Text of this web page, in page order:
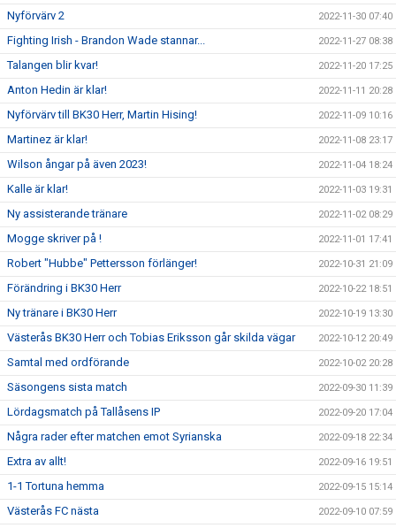
Nyförvärv 2 2022-11-30 07:40
Fighting Irish - Brandon Wade stannar... 2022-11-27 08:38
Talangen blir kvar! 2022-11-20 17:25
Anton Hedin är klar! 2022-11-11 20:28
Nyförvärv till BK30 Herr, Martin Hising! 2022-11-09 10:16
Martinez är klar! 2022-11-08 23:17
Wilson ångar på även 2023! 2022-11-04 18:24
Kalle är klar! 2022-11-03 19:31
Ny assisterande tränare 2022-11-02 08:29
Mogge skriver på ! 2022-11-01 17:41
Robert "Hubbe" Pettersson förlänger! 2022-10-31 21:09
Förändring i BK30 Herr 2022-10-22 18:51
Ny tränare i BK30 Herr 2022-10-19 13:30
Västerås BK30 Herr och Tobias Eriksson går skilda vägar 2022-10-12 20:49
Samtal med ordförande 2022-10-02 20:28
Säsongens sista match 2022-09-30 11:39
Lördagsmatch på Tallåsens IP 2022-09-20 17:04
Några rader efter matchen emot Syrianska 2022-09-18 22:34
Extra av allt! 2022-09-16 19:51
1-1 Tortuna hemma 2022-09-15 15:14
Västerås FC nästa 2022-09-10 07:59